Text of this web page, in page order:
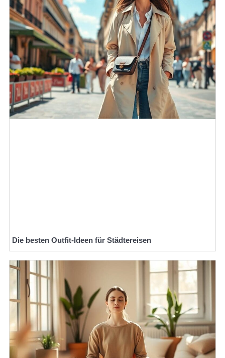
Die besten Outfit-Ideen für Städtereisen